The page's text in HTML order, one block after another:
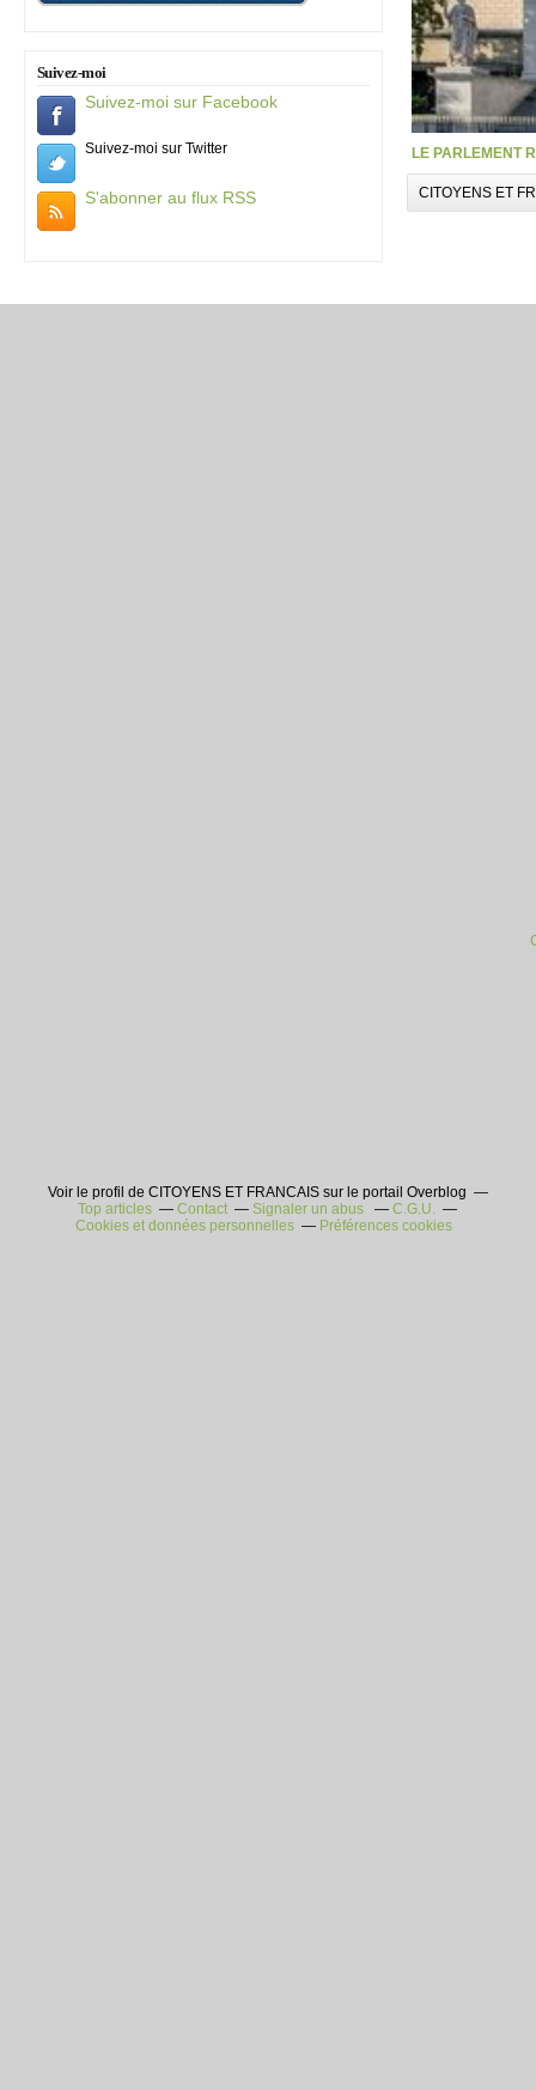
Suivez-moi
Suivez-moi sur Facebook
Suivez-moi sur Twitter
S'abonner au flux RSS
LE PARLEMENT
CITOYENS ET
Voir le profil de CITOYENS ET FRANCAIS sur le portail Overblog
Top articles
Contact Signaler un abus
C.G.U.
Cookies et données personnelles
Préférences cookies